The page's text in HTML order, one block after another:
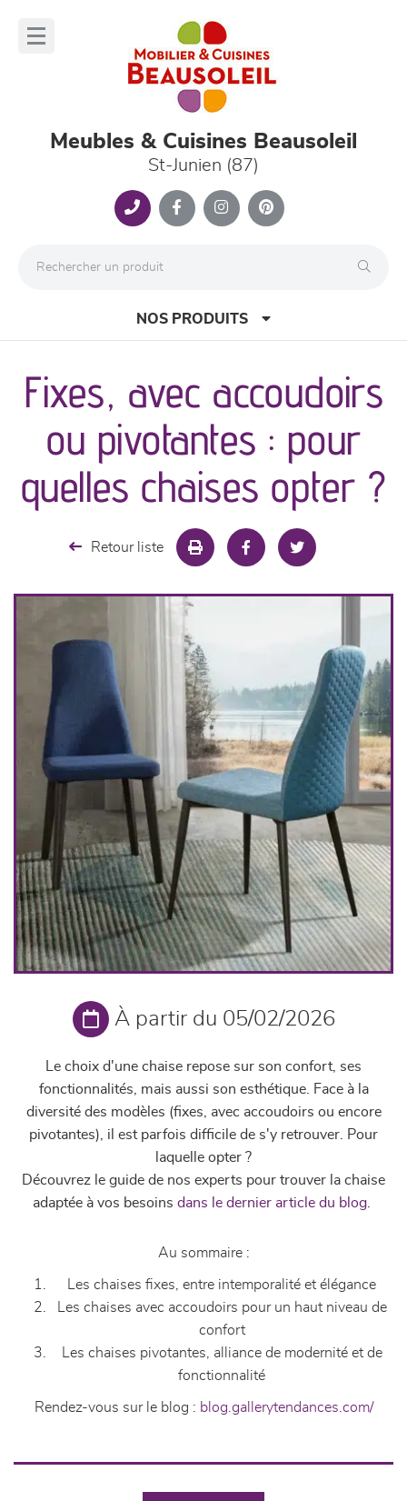
Meubles & Cuisines Beausoleil
St-Junien (87)
NOS PRODUITS
canapés et fauteuils
séjours
chambres et dressing
décoration
Fixes, avec accoudoirs
ou pivotantes : pour
quelles chaises opter ?
Retour liste
À partir du 05/02/2026
Le choix d'une chaise repose sur son confort, ses
fonctionnalités, mais aussi son esthétique. Face à la
diversité des modèles (fixes, avec accoudoirs ou encore
pivotantes), il est parfois difficile de s'y retrouver. Pour
laquelle opter ?
Découvrez le guide de nos experts pour trouver la chaise
adaptée à vos besoins dans le dernier article du blog
Au sommaire :
Les chaises fixes, entre intemporalité et élégance
Les chaises avec accoudoirs pour un haut niveau de
confort
Les chaises pivotantes, alliance de modernité et de
fonctionnalité
Rendez-vous sur le blog : blog.gallerytendances.com/